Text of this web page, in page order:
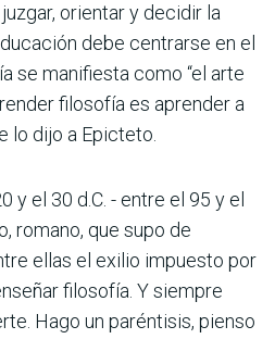
orientar y decidir la
debe centrarse en el
se manifiesta como “el arte
filosofía es aprender a
lo dijo a Epicteto.
y el 30 d.C. - entre el 95 y el
romano, que supo de
ellas el exilio impuesto por
filosofía. Y siempre
Hago un paréntisis, pienso